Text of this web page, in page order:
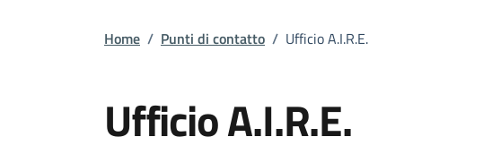
Home / Punti di contatto / Ufficio A.I.R.E.
Ufficio A.I.R.E.